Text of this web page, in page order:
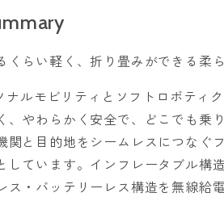
くらい軽く、折り畳みができる柔
ナルモビリティとソフトロボティ
、やわらかく安全で、どこでも乗
関と目的地をシームレスにつなぐ
しています。インフレータブル構
ス・バッテリーレス構造を無線給